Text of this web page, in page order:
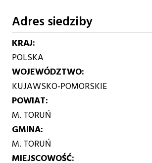
Adres siedziby
KRAJ
POLSKA
WOJEWÓDZTWO
KUJAWSKO-POMORSKIE
POWIAT
M. TORUŃ
GMINA
M. TORUŃ
MIEJSCOWOŚĆ